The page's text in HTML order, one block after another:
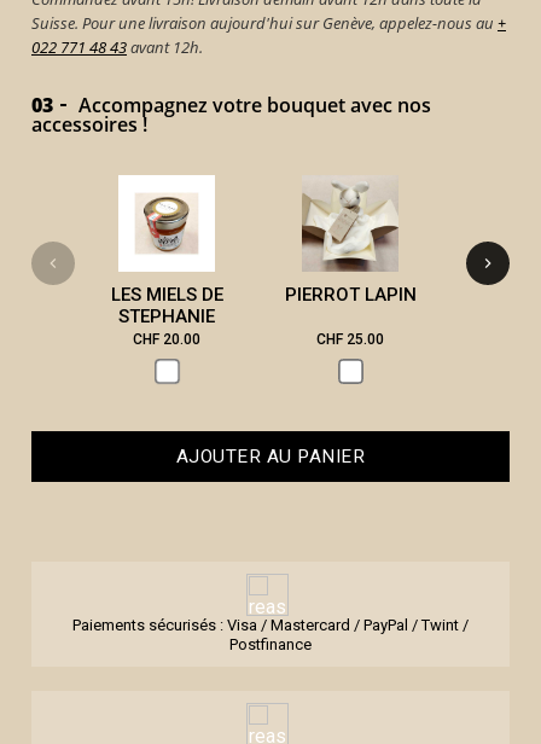
Suisse. Pour une livraison aujourd'hui sur Genève, appelez-nous au +
022 771 48 43avant 12h.
03 Accompagnez votre bouquet avec nos
accessoires !
LES MIELS DE
STEPHANIE
CHF 20.00
PIERROT LAPIN
CHF 25.00
AJOUTER AU PANIER
Paiements sécurisés : Visa / Mastercard / PayPal / Twint /
Postfinance